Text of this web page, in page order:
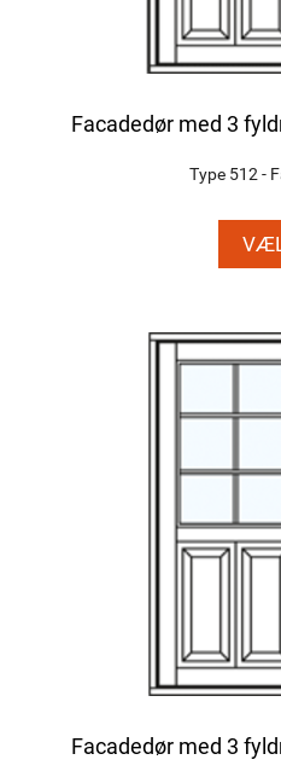
Facadedør med 3
Type 512 -
Facadedør med 3